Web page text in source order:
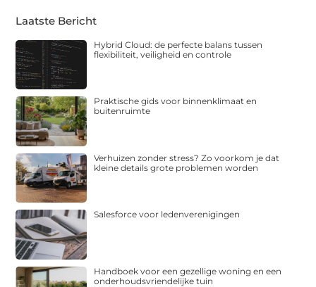
Laatste Bericht
Hybrid Cloud: de perfecte balans tussen
flexibiliteit, veiligheid en controle
Praktische gids voor binnenklimaat en
buitenruimte
Verhuizen zonder stress? Zo voorkom je dat
kleine details grote problemen worden
Salesforce voor ledenverenigingen
Handboek voor een gezellige woning en een
onderhoudsvriendelijke tuin